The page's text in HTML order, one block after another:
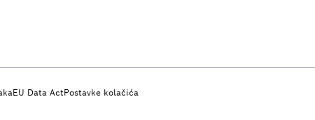
EU Data ActPostavke kolačića